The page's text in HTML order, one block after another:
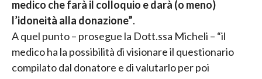
medico che farà il colloquio e darà (o meno)
l’idoneità alla donazione”.
A quel punto – prosegue la Dott.ssa Micheli – “il
medico ha la possibilità di visionare il questionario
compilato dal donatore e di valutarlo per poi